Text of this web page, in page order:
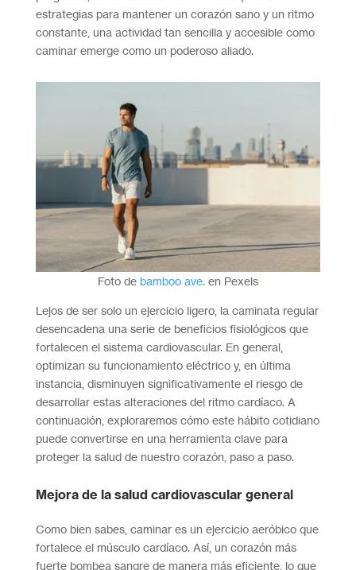
estrategias para mantener un corazón sano y un ritmo
constante, una actividad tan sencilla y accesible como
caminar emerge como un poderoso aliado.
Foto de bamboo ave.en Pexels
Lejos de ser solo un ejercicio ligero, la caminata regular
desencadena una serie de beneficios fisiológicos que
fortalecen el sistema cardiovascular. En general,
optimizan su funcionamiento eléctrico y, en última
instancia, disminuyen significativamente el riesgo de
desarrollar estas alteraciones del ritmo cardíaco. A
continuación, exploraremos cómo este hábito cotidiano
puede convertirse en una herramienta clave para
proteger la salud de nuestro corazón, paso a paso.
Mejora de la salud cardiovascular general
Como bien sabes, caminar es un ejercicio aeróbico que
fortalece el músculo cardíaco. Así, un corazón más
fuerte bombea sangre de manera más eficiente, lo que